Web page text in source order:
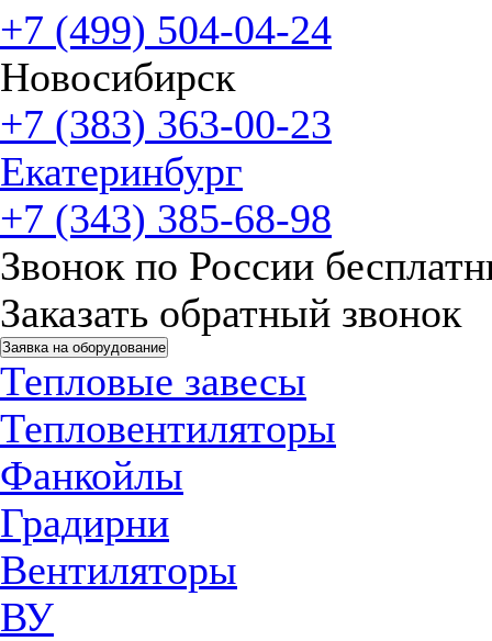
+7 (499) 504-04-24
Новосибирск
+7 (383) 363-00-23
Екатеринбург
+7 (343) 385-68-98
Звонок по России
Заказать обратный звонок
Заявка на оборудование
Тепловые завесы
Тепловентиляторы
Фанкойлы
Градирни
Вентиляторы
ВУ